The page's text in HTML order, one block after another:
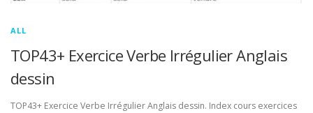
ALL
TOP43+ Exercice Verbe Irrégulier Anglais
dessin
TOP43+ Exercice Verbe Irrégulier Anglais dessin. Index cours exercices